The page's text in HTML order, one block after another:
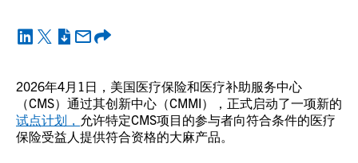
2026年4月1日，美国医疗保险和医疗补助服务中心
（CMS）通过其创新中心（CMMI），正式启动了一项新的
试点计划， 允许特定CMS项目的参与者向符合条件的医疗
保险受益人提供符合资格的大麻产品。